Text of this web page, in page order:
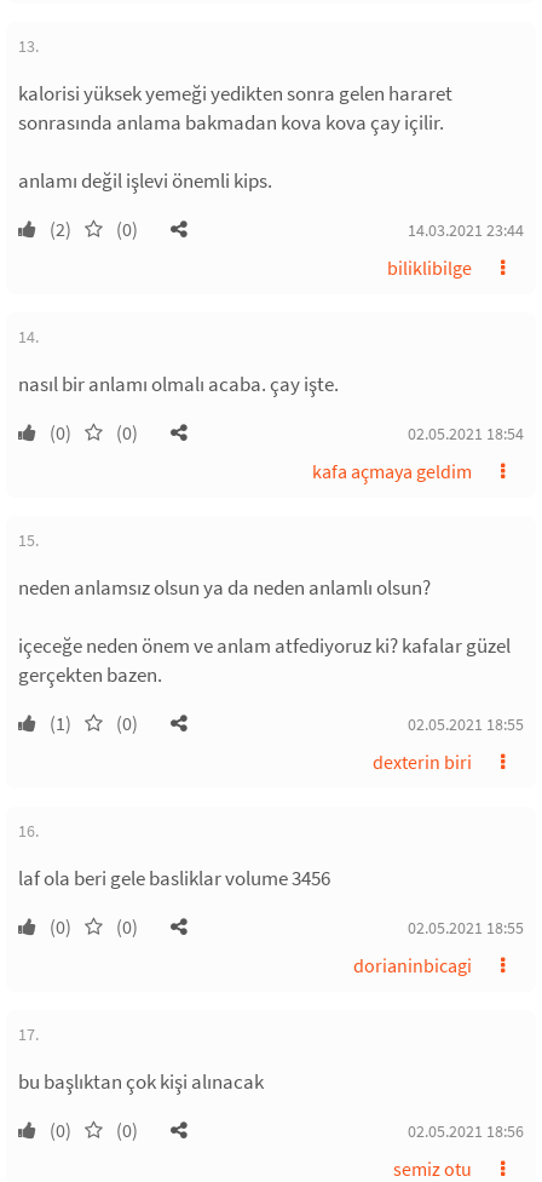
13.
kalorisi yüksek yemeği yedikten sonra gelen hararet
sonrasında anlama bakmadan kova kova çay içilir.
anlamı değil işlevi önemli kips.
(2) (0) 14.03.2021 23:44
biliklibilge
14.
nasıl bir anlamı olmalı acaba. çay işte.
(0) (0) 02.05.2021 18:54
kafa açmaya geldim
15.
neden anlamsız olsun ya da neden anlamlı olsun?
içeceğe neden önem ve anlam atfediyoruz ki? kafalar güzel
gerçekten bazen.
(1) (0) 02.05.2021 18:55
dexterin biri
16.
laf ola beri gele basliklar volume 3456
(0) (0) 02.05.2021 18:55
dorianinbicagi
17.
bu başlıktan çok kişi alınacak
(0) (0) 02.05.2021 18:56
semiz otu